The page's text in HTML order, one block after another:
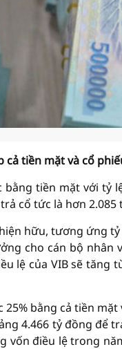
tiền mặt và cổ
tiền mặt với tỷ
cổ tức là hơn 2.085
hữu, tương ứng tỷ
cho cán bộ nhân
lệ của VIB sẽ tăng
bằng cả tiền mặt
4.466 tỷ đồng để
vốn điều lệ trong